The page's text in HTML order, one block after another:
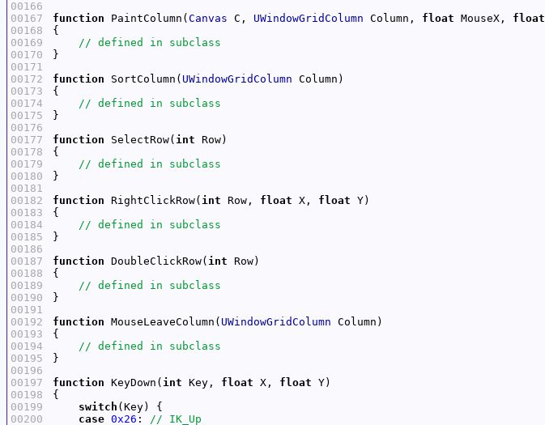
00166
00167
00168
00169
00170
00171
00172
00173
00174
00175
00176
00177
00178
00179
00180
00181
00182
00183
00184
00185
00186
00187
00188
00189
00190
00191
00192
00193
00194
00195
00196
00197
00198
00199
00200
function PaintColumn( Canvas C, UWindowGridColumn Column, float MouseX, float
function SortColumn( UWindowGridColumn
function SelectRow( int
function RightClickRow( int Row, float X, float
function DoubleClickRow( int
function MouseLeaveColumn( UWindowGridColumn
function KeyDown( int Key, float X, float
switch
case 0x26 :